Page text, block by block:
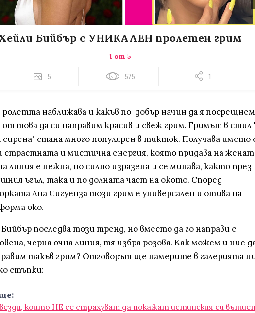
Бийбър с УНИКАЛЕН пролетен грим
1 от 5
5 575 1
ролетта наближава и какъв по-добър начин да я посрещнем
от това да си направим красив и свеж грим. Гримът в стил
сирена" стана много популярен в тикток. Получава името
страстната и мистична енергия, която придава на
линия е нежна, но силно изразена и се минава, както през
ъгъл, така и по долната част на окото. Според
Ана Сигуенза този грим е универсален и отива на
око.
последва този тренд, но вместо да го направи с
черна очна линия, тя избра розова. Как можем и ние
такъв грим? Отговорът ще намерите в галерията
стъпки:
които НЕ се страхуват да покажат истинския си външен